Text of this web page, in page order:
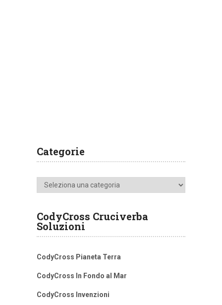
Categorie
Categorie
CodyCross Cruciverba
Soluzioni
CodyCross Pianeta Terra
CodyCross In Fondo al Mar
CodyCross Invenzioni